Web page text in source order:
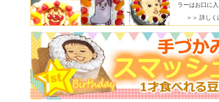
ラーはお口に
＞＞ 詳しく